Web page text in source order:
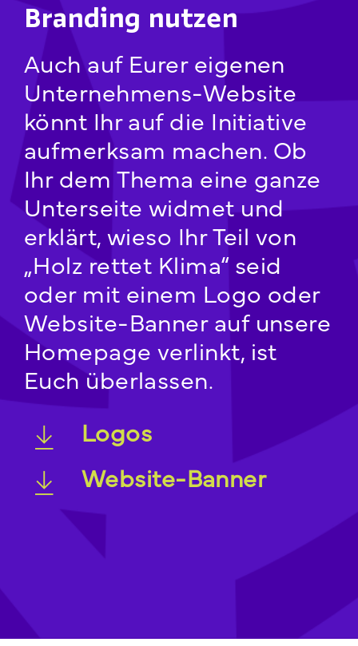
Branding nutzen
Auch auf Eurer eigenen
Unternehmens-Website
könnt Ihr auf die Initiative
aufmerksam machen. Ob
Ihr dem Thema eine ganze
Unterseite widmet und
erklärt, wieso Ihr Teil von
„Holz rettet Klima“ seid
oder mit einem Logo oder
Website-Banner auf unsere
Homepage verlinkt, ist
Euch überlassen.
Logos
Website-Banner